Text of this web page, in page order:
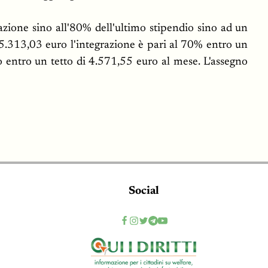
sino all'80% dell'ultimo stipendio sino ad un
euro l'integrazione è pari al 70% entro un
un tetto di 4.571,55 euro al mese. L'assegno
Social